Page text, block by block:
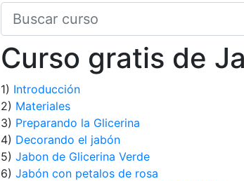
Curso gratis de
1) Introducción
2) Materiales
3) Preparando la Glicerina
4) Decorando el jabón
5) Jabon de Glicerina Verde
6) Jabón con petalos de rosa